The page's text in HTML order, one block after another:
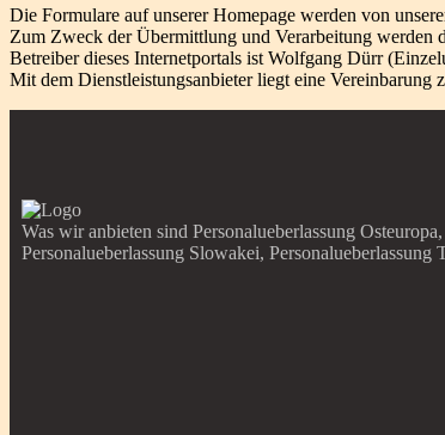
Die Formulare auf unserer Homepage werden von
Zum Zweck der Übermittlung und Verarbeitung werden
Betreiber dieses Internetportals ist Wolfgang Dürr
Mit dem Dienstleistungsanbieter liegt eine Vereinbarung
Was wir anbieten sind Personalueberlassung
Personalueberlassung Slowakei,